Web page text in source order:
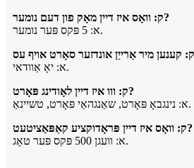
ק: וואָס איז דיין מאָק פון דעם נומער?
א: 5 פּקס פּער נומער.
א: יאָ אַוודאי.
ק: ווו איז דיין לאָודינג פּאָרט?
א: נינגבאָ פּאָרט, שאַנגהאַי פּאָרט, טשיינאַ.
ק: וואָס איז דיין פּראָדוקציע קאַפּאַציטעט?
א: וועגן 500 פּקס פּער טאָג.